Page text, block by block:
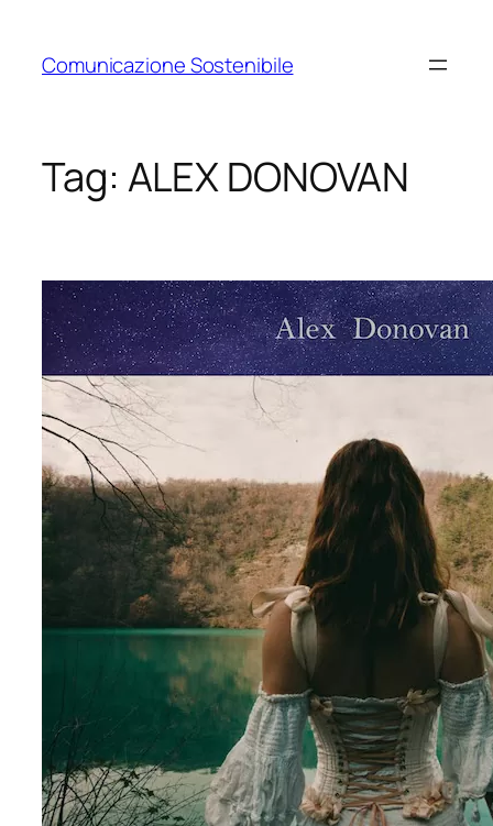
contenuto
Comunicazione Sostenibile
Tag: ALEX DONOVAN